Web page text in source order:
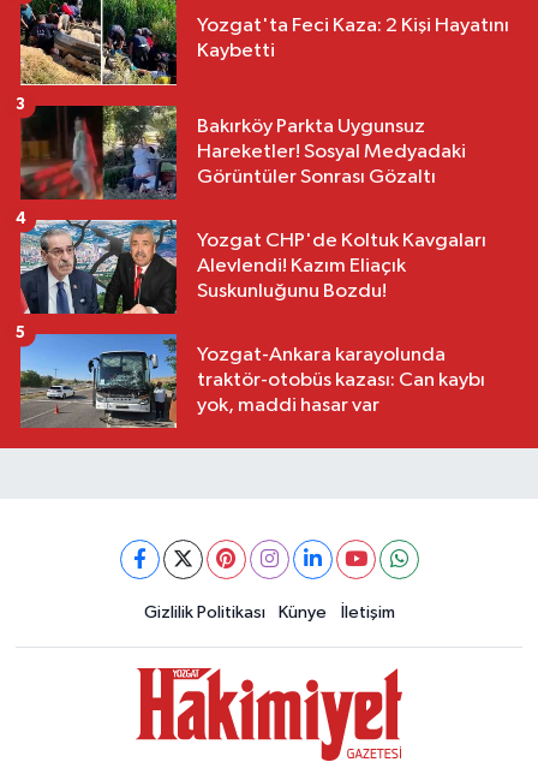
Yozgat'ta Feci Kaza: 2 Kişi Hayatını
Kaybetti
Bakırköy Parkta Uygunsuz
Hareketler! Sosyal Medyadaki
Görüntüler Sonrası Gözaltı
3
Yozgat CHP'de Koltuk Kavgaları
Alevlendi! Kazım Eliaçık
Suskunluğunu Bozdu!
4
Yozgat-Ankara karayolunda
traktör-otobüs kazası: Can kaybı
yok, maddi hasar var
5
Gizlilik Politikası Künye İletişim